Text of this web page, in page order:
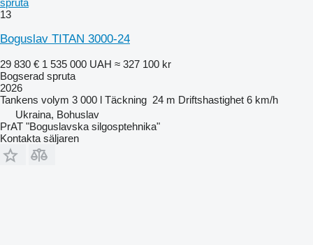
13
Boguslav TITAN 3000-24
29 830 € 1 535 000 UAH ≈ 327 100 kr
Bogserad spruta
2026
Tankens volym 3 000 l Täckning 24 m Driftshastighet 6 km/h
Ukraina, Bohuslav
PrAT "Boguslavska silgosptehnika"
Kontakta säljaren